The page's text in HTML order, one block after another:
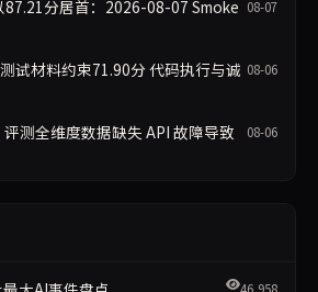
87.21分居首：2026-08-07 Smoke 08-07
试材料约束71.90分 代码执行与诚 08-06
测全维度数据缺失 API 故障导致
08-06